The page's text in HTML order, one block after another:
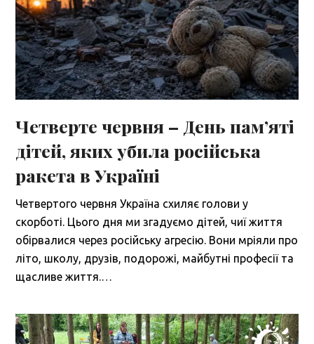
Четверте червня – День пам’яті
дітей, яких убила російська
ракета в Україні
Четвертого червня Україна схиляє голови у
скорботі. Цього дня ми згадуємо дітей, чиї життя
обірвалися через російську агресію. Вони мріяли про
літо, школу, друзів, подорожі, майбутні професії та
щасливе життя.…